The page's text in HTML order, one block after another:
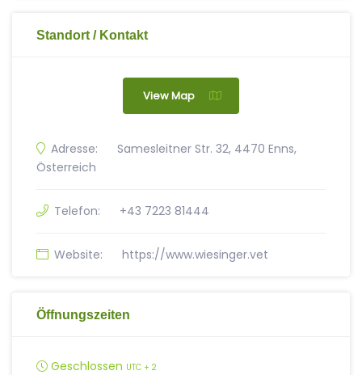
Standort / Kontakt
View Map
Adresse:
Samesleitner Str. 32, 4470 Enns,
Österreich
Telefon: +43 7223 81444
Website: https://www.wiesinger.vet
Öffnungszeiten
Geschlossen UTC + 2